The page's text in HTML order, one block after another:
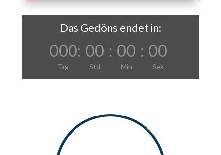
Das Gedöns endet in:
000
Tag
: 00
Std
: 00
Min
: 00
Sek